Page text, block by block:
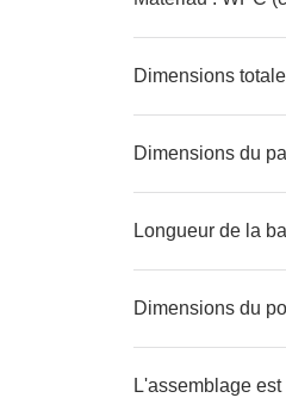
Dimensions
Dimensions du
Longueur de la
Dimensions du
L'assemblage